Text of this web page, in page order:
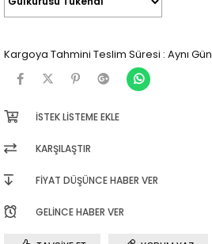
Kargoya Tahmini Teslim Süresi : Aynı Gün
İSTEK LISTEME EKLE
KARŞILAŞTIR
FIYAT DÜŞÜNCE HABER VER
GELINCE HABER VER